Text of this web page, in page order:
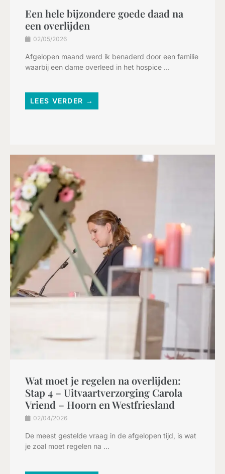
Een hele bijzondere goede daad na
een overlijden
02/05/2026
Afgelopen maand werd ik benaderd door een familie
waarbij een dame overleed in het hospice ...
LEES VERDER →
Wat moet je regelen na overlijden:
Stap 4 – Uitvaartverzorging Carola
Vriend – Hoorn en Westfriesland
02/04/2026
De meest gestelde vraag in de afgelopen tijd, is wat
je zoal moet regelen na ...